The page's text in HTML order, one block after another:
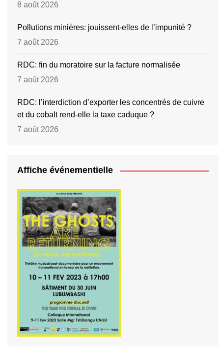
8 août 2026
Pollutions minières: jouissent-elles de l’impunité ?
7 août 2026
RDC: fin du moratoire sur la facture normalisée
7 août 2026
RDC: l’interdiction d’exporter les concentrés de cuivre
et du cobalt rend-elle la taxe caduque ?
7 août 2026
Affiche événementielle